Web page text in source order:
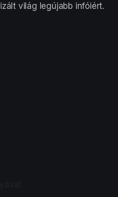
világ legújabb infóiért.